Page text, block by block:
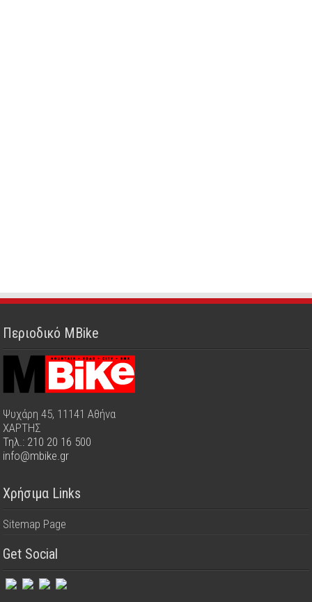
Περιοδικό MBike
Ψυχάρη 45, 11141 Αθήνα
ΧΑΡΤΗΣ
Τηλ.: 210 20 16 500
info@mbike.gr
Χρήσιμα Links
Sitemap Page
Get Social